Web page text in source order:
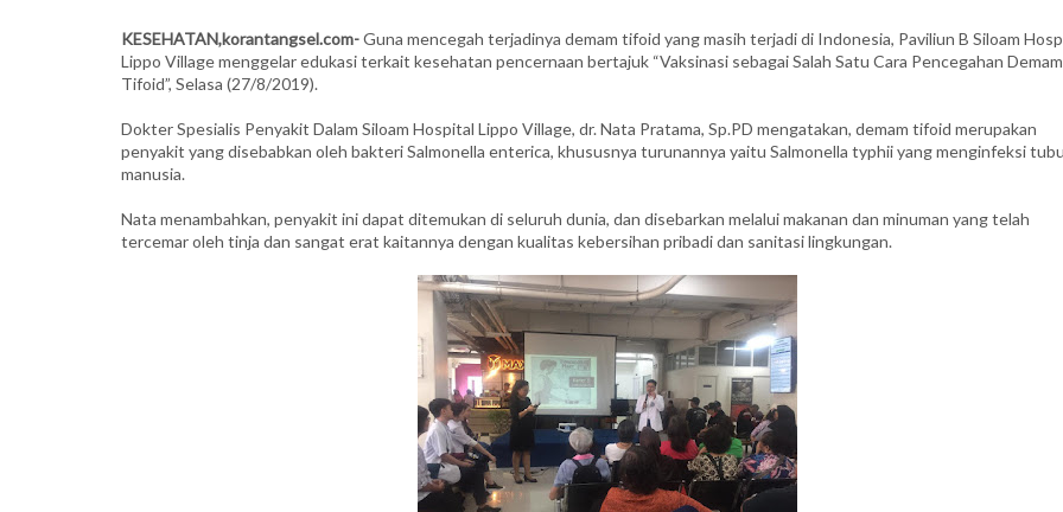
KESEHATAN,korantangsel.com-Guna mencegah terjadinya demam tifoid yang masih terjadi di Indonesia, Paviliun B Siloam
Lippo Village menggelar edukasi terkait kesehatan pencernaan bertajuk “Vaksinasi sebagai Salah Satu Cara Pencegahan Demam
Tifoid”, Selasa (27/8/2019).
Dokter Spesialis Penyakit Dalam Siloam Hospital Lippo Village, dr. Nata Pratama, Sp.PD mengatakan, demam tifoid merupakan
penyakit yang disebabkan oleh bakteri Salmonella enterica, khususnya turunannya yaitu Salmonella typhii yang menginfeksi
manusia.
Nata menambahkan, penyakit ini dapat ditemukan di seluruh dunia, dan disebarkan melalui makanan dan minuman yang telah
tercemar oleh tinja dan sangat erat kaitannya dengan kualitas kebersihan pribadi dan sanitasi lingkungan.